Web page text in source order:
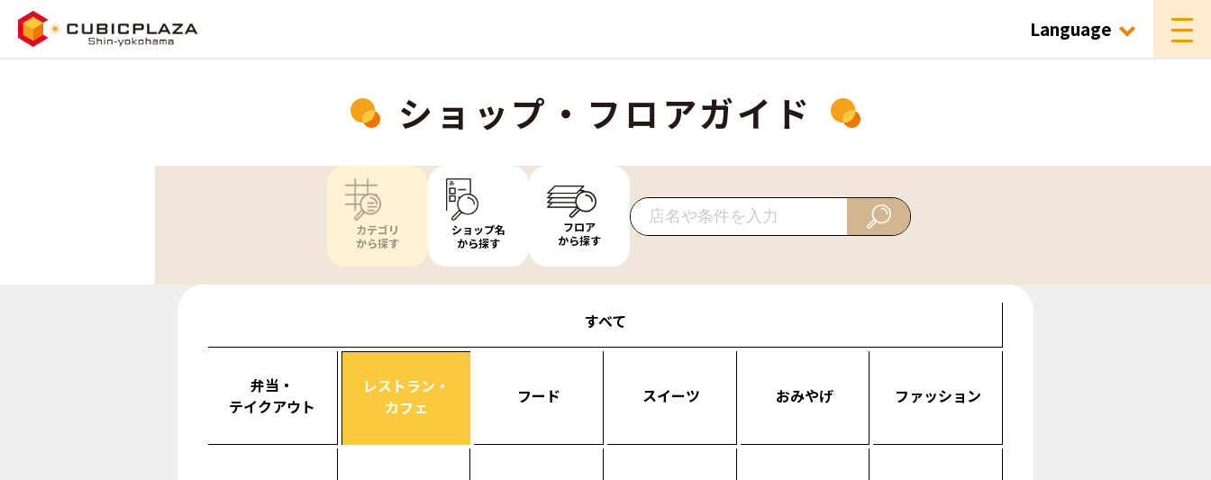
Language
ショップ・フロアガイド
カテゴリ
から探す
ショップ名
から探す
フロア
から探す
すべて
弁当・
テイクアウト
レストラン・
カフェ
フード スイーツ おみやげ ファッション